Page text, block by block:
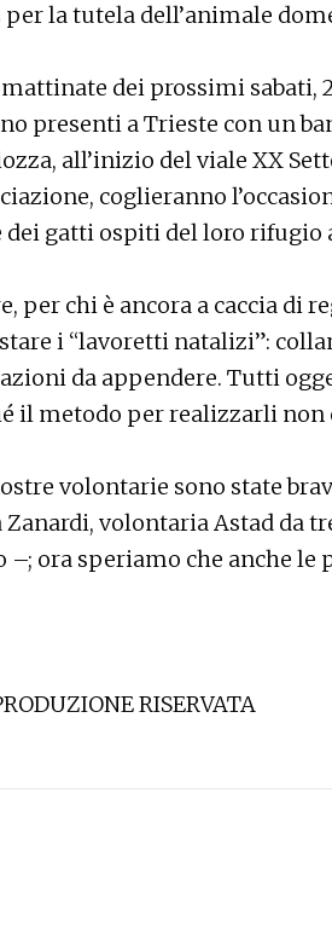
la tutela dell’animale
dei prossimi sabati,
presenti a Trieste con un
all’inizio del viale XX
coglieranno
dei gatti ospiti del loro rifugio
per chi è ancora a caccia di
i “lavoretti natalizi”:
da appendere. Tutti
il metodo per realizzarli
volontarie sono state
Zanardi, volontaria Astad da
–; ora speriamo che anche le
RISERVATA